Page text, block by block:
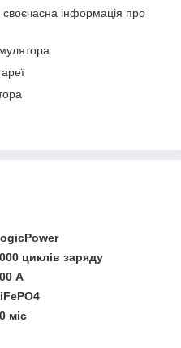
інформація про
циклів заряду
А
міс